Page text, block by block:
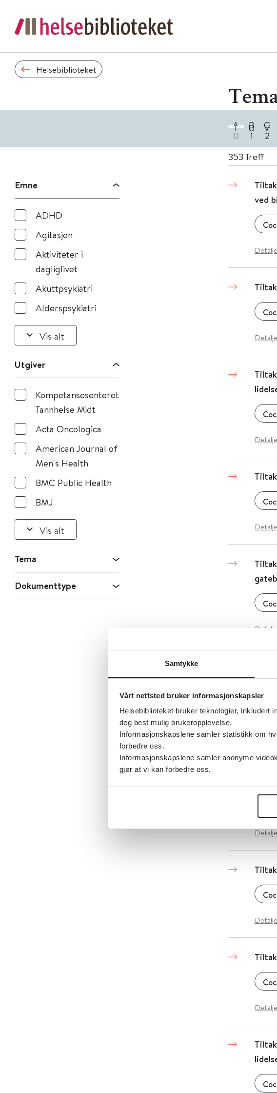
Samtykke
Vårt nettsted bruker informasjonskapsler
Helsebiblioteket bruker teknologier, inkludert
deg best mulig brukeropplevelse.
Informasjonskapslene samler statistikk om
forbedre oss.
Informasjonskapslene samler anonyme
gjør at vi kan forbedre oss.
Helsebiblioteket
A B C
T U V
0 1 2
Emne
ADHD
Agitasjon
Aktiviteter i
dagliglivet
Akuttpsykiatri
Alderspsykiatri
Vis alt
Utgiver
Kompetansesenteret
Tannhelse Midt
Acta Oncologica
American Journal of
Men's Health
BMC Public Health
BMJ
Vis alt
Tema
Dokumenttype
353 Treff
ved
Detaljer
En